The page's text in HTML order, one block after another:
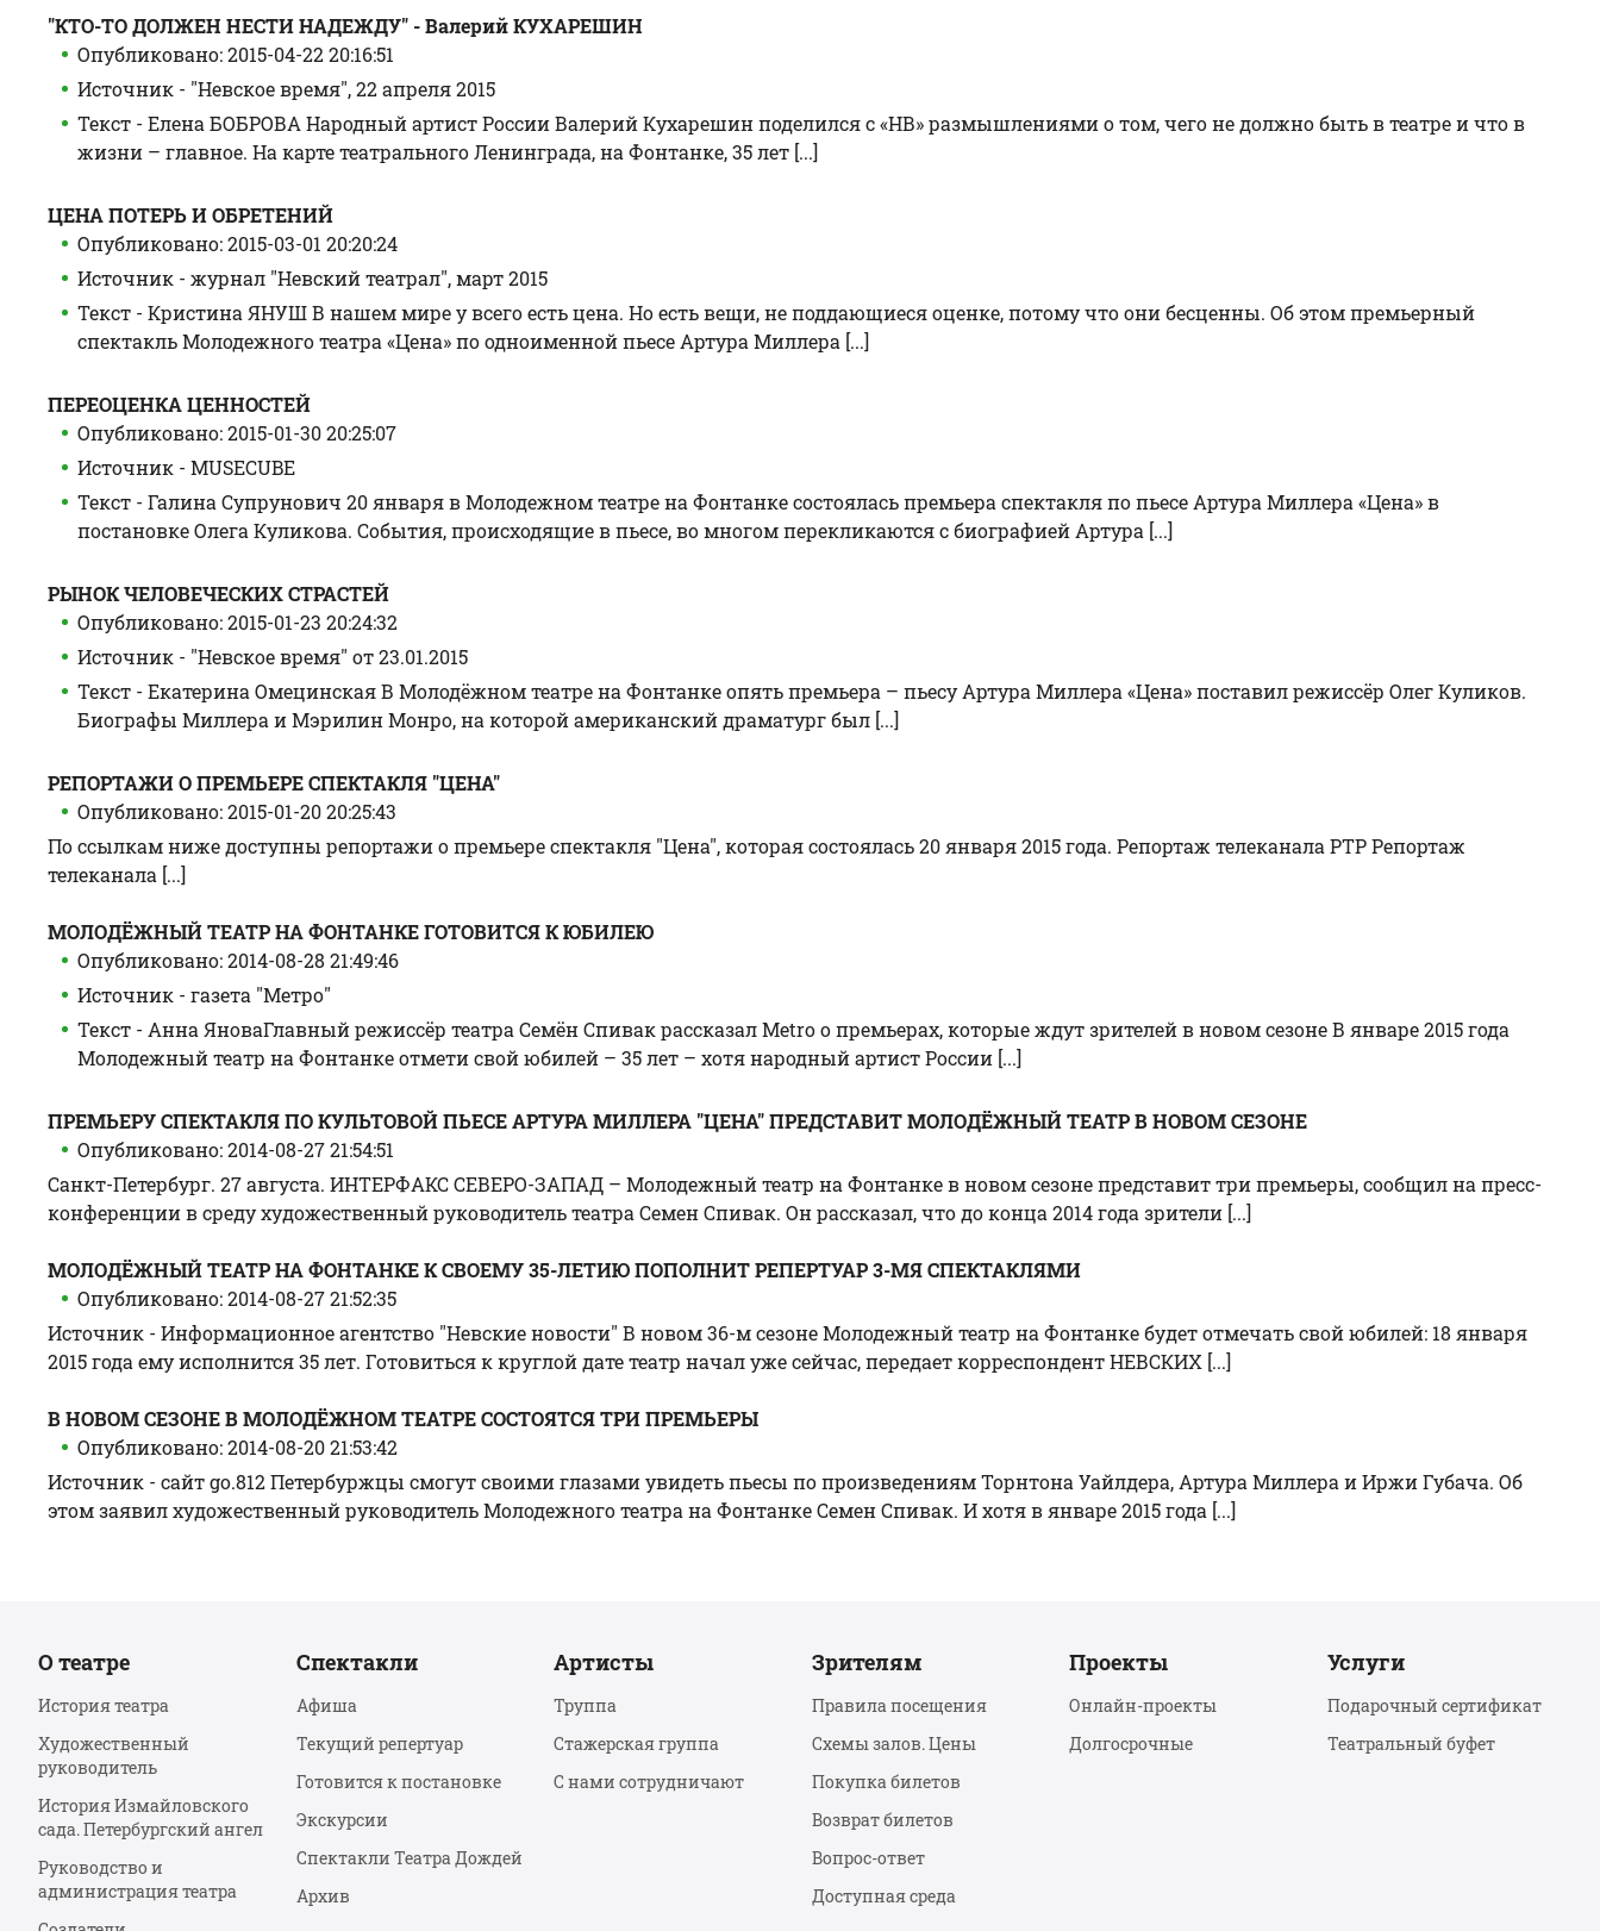
"КТО-ТО ДОЛЖЕН НЕСТИ НАДЕЖДУ" - Валерий КУХАРЕШИН
Опубликовано: 2015-04-22 20:16:51
Источник - "Невское время", 22 апреля 2015
Текст - Елена БОБРОВА Народный артист России Валерий Кухарешин поделился с «НВ» размышлениями о том, чего не должно быть в театре и что в
жизни – главное. На карте театрального Ленинграда, на Фонтанке, 35 лет [...]
ЦЕНА ПОТЕРЬ И ОБРЕТЕНИЙ
Опубликовано: 2015-03-01 20:20:24
Источник - журнал "Невский театрал", март 2015
Текст - Кристина ЯНУШ В нашем мире у всего есть цена. Но есть вещи, не поддающиеся оценке, потому что они бесценны. Об этом премьерный
спектакль Молодежного театра «Цена» по одноименной пьесе Артура Миллера [...]
ПЕРЕОЦЕНКА ЦЕННОСТЕЙ
Опубликовано: 2015-01-30 20:25:07
Источник - MUSECUBE
Текст - Галина Супрунович 20 января в Молодежном театре на Фонтанке состоялась премьера спектакля по пьесе Артура Миллера «Цена» в
постановке Олега Куликова. События, происходящие в пьесе, во многом перекликаются с биографией Артура [...]
РЫНОК ЧЕЛОВЕЧЕСКИХ СТРАСТЕЙ
Опубликовано: 2015-01-23 20:24:32
Источник - "Невское время" от 23.01.2015
Текст - Екатерина Омецинская В Молодёжном театре на Фонтанке опять премьера – пьесу Артура Миллера «Цена» поставил режиссёр Олег Куликов.
Биографы Миллера и Мэрилин Монро, на которой американский драматург был [...]
РЕПОРТАЖИ О ПРЕМЬЕРЕ СПЕКТАКЛЯ "ЦЕНА"
Опубликовано: 2015-01-20 20:25:43
По ссылкам ниже доступны репортажи о премьере спектакля "Цена", которая состоялась 20 января 2015 года. Репортаж телеканала РТР Репортаж
телеканала [...]
МОЛОДЁЖНЫЙ ТЕАТР НА ФОНТАНКЕ ГОТОВИТСЯ К ЮБИЛЕЮ
Опубликовано: 2014-08-28 21:49:46
Источник - газета "Метро"
Текст - Анна ЯноваГлавный режиссёр театра Семён Спивак рассказал Metro о премьерах, которые ждут зрителей в новом сезоне В январе 2015 года
Молодежный театр на Фонтанке отмети свой юбилей – 35 лет – хотя народный артист России [...]
ПРЕМЬЕРУ СПЕКТАКЛЯ ПО КУЛЬТОВОЙ ПЬЕСЕ АРТУРА МИЛЛЕРА "ЦЕНА" ПРЕДСТАВИТ МОЛОДЁЖНЫЙ ТЕАТР В НОВОМ СЕЗОНЕ
Опубликовано: 2014-08-27 21:54:51
Санкт-Петербург. 27 августа. ИНТЕРФАКС СЕВЕРО-ЗАПАД – Молодежный театр на Фонтанке в новом сезоне представит три премьеры, сообщил на пресс-
конференции в среду художественный руководитель театра Семен Спивак. Он рассказал, что до конца 2014 года зрители [...]
МОЛОДЁЖНЫЙ ТЕАТР НА ФОНТАНКЕ К СВОЕМУ 35-ЛЕТИЮ ПОПОЛНИТ РЕПЕРТУАР 3-МЯ СПЕКТАКЛЯМИ
Опубликовано: 2014-08-27 21:52:35
Источник - Информационное агентство "Невские новости" В новом 36-м сезоне Молодежный театр на Фонтанке будет отмечать свой юбилей: 18 января
2015 года ему исполнится 35 лет. Готовиться к круглой дате театр начал уже сейчас, передает корреспондент НЕВСКИХ [...]
В НОВОМ СЕЗОНЕ В МОЛОДЁЖНОМ ТЕАТРЕ СОСТОЯТСЯ ТРИ ПРЕМЬЕРЫ
Опубликовано: 2014-08-20 21:53:42
Источник - сайт go.812 Петербуржцы смогут своими глазами увидеть пьесы по произведениям Торнтона Уайлдера, Артура Миллера и Иржи Губача. Об
этом заявил художественный руководитель Молодежного театра на Фонтанке Семен Спивак. И хотя в январе 2015 года [...]
О театре
История театра
Художественный
руководитель
История Измайловского
сада. Петербургский ангел
Руководство и
администрация театра
Спектакли
Афиша
Текущий репертуар
Готовится к постановке
Экскурсии
Спектакли Театра Дождей
Архив
Артисты
Труппа
Стажерская группа
С нами сотрудничают
Зрителям
Правила посещения
Схемы залов. Цены
Покупка билетов
Возврат билетов
Вопрос-ответ
Доступная среда
Проекты
Онлайн-проекты
Долгосрочные
Услуги
Подарочный сертификат
Театральный буфет